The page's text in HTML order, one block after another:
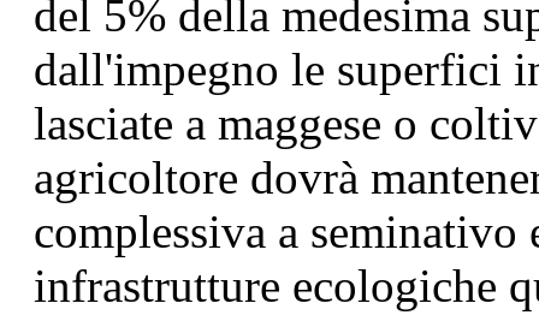
del 5% della medesima
dall'impegno le superfici
lasciate a maggese o
agricoltore dovrà
complessiva a seminativo
infrastrutture ecologiche